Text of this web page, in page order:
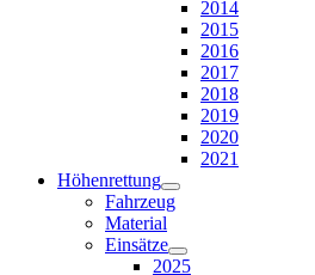
2014
2015
2016
2017
2018
2019
2020
2021
Höhenrettung
Fahrzeug
Material
Einsätze
2025